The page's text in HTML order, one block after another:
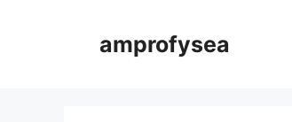
amprofysea